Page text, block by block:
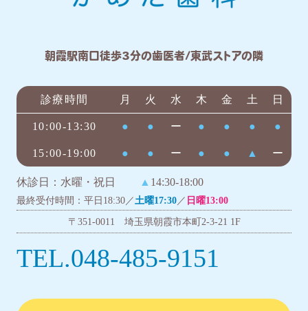
朝霞駅南口徒歩3分の歯医者/東武ストアの隣
診療時間 月 火 水 木 金 土 日
10:00-13:30 ● ● ー ● ● ● ●
15:00-19:00 ● ● ー ● ● ▲ ー
休診日：水曜・祝日 ▲ 14:30-18:00
最終受付時間：平日18:30／ 土曜17:30／ 日曜13:00
〒351-0011 埼玉県朝霞市本町2-3-21 1F
TEL.048-485-9151